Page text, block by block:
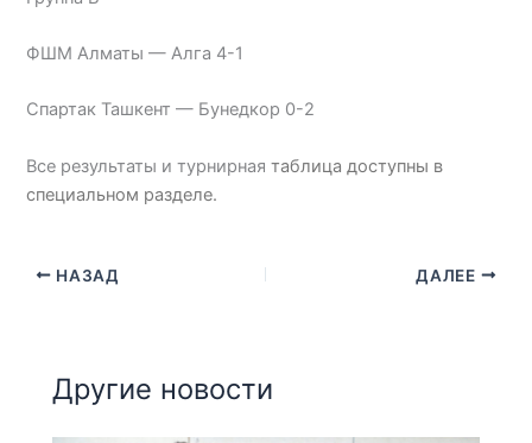
ФШМ Алматы — Алга 4-1
Спартак Ташкент — Бунедкор 0-2
Все результаты и турнирная таблица доступны в
специальном разделе.
НАЗАД ДАЛЕЕ
Другие новости